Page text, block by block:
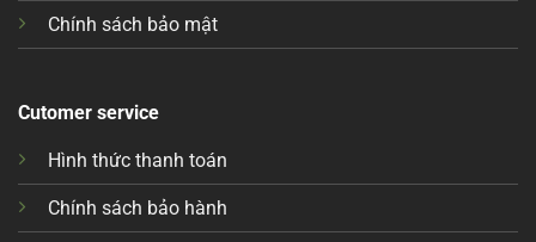
Chính sách bảo mật
Cutomer service
Hình thức thanh toán
Chính sách bảo hành